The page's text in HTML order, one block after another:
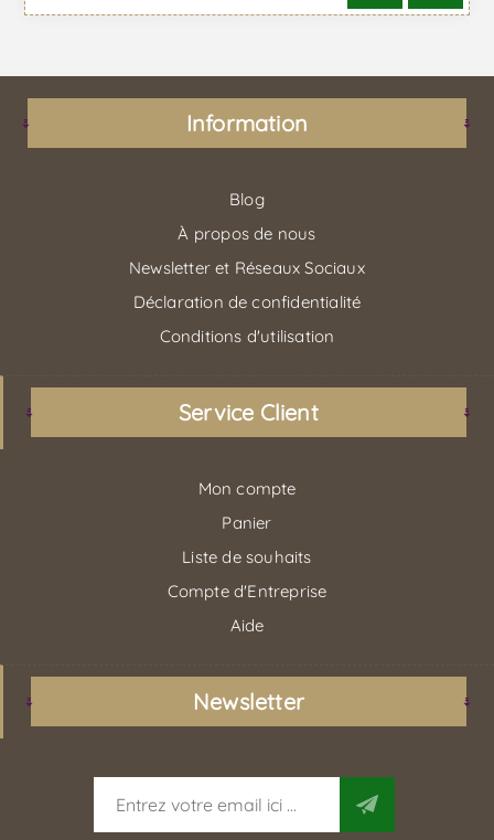
Information
Blog
À propos de nous
Newsletter et Réseaux Sociaux
Déclaration de confidentialité
Conditions d'utilisation
Service Client
Mon compte
Panier
Liste de souhaits
Compte d'Entreprise
Aide
Newsletter